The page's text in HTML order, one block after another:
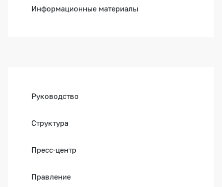
Информационные материалы
Руководство
Структура
Пресс-центр
Правление